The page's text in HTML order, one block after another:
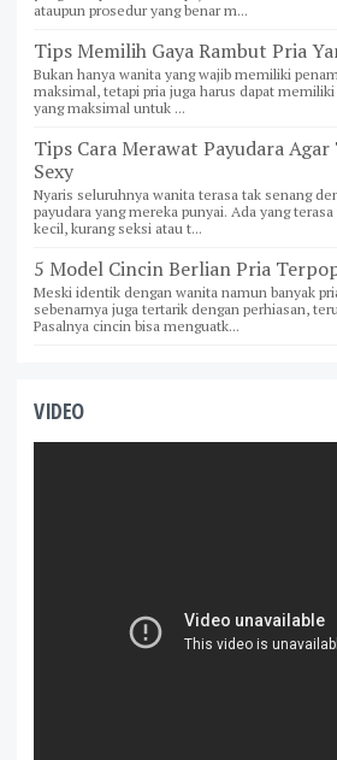
ataupun prosedur yang benar m...
Tips Memilih Gaya Rambut Pria
Bukan hanya wanita yang wajib memiliki
maksimal, tetapi pria juga harus dapat
yang maksimal untuk ...
Tips Cara Merawat Payudara
Sexy
Nyaris seluruhnya wanita terasa tak senang
payudara yang mereka punyai. Ada yang
kecil, kurang seksi atau t...
5 Model Cincin Berlian Pria
Meski identik dengan wanita namun banyak
sebenarnya juga tertarik dengan perhiasan,
Pasalnya cincin bisa menguatk...
VIDEO